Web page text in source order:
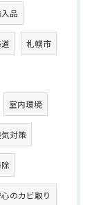
品
札幌市
室内環境
対策
のカビ取り